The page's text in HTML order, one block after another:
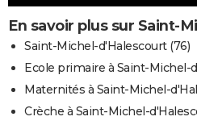
En savoir plus sur Saint-
Saint-Michel-d'Halescourt (76)
Ecole primaire à Saint-Michel-
Maternités à Saint-Michel-
Crèche à Saint-Michel-